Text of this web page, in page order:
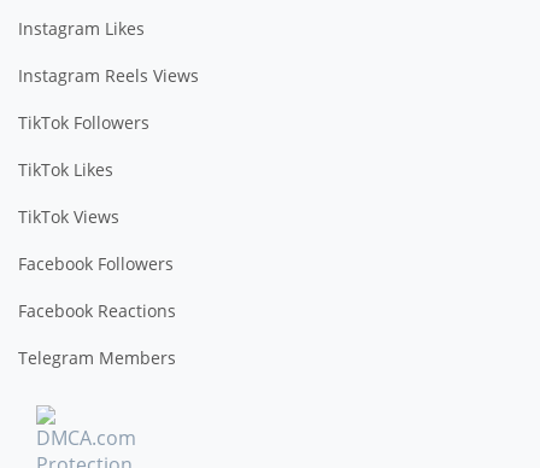
Instagram Likes
Instagram Reels Views
TikTok Followers
TikTok Likes
TikTok Views
Facebook Followers
Facebook Reactions
Telegram Members